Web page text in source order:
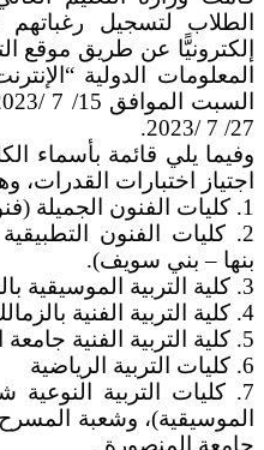
الطلاب لتسجيل رغباتهم
إلكترونيًّا عن طريق موقع
المعلومات الدولية
27/ 7 /2023.
وفيما يلي قائمة بأسماء
اجتياز اختبارات القدرات،
1. كليات الفنون الجميلة (فنون– عمارة) .
2. كليات الفنون
بنها – بني سويف).
3. كلية التربية الموسيقية بالزمالك جامعة حلوان.
4. كلية التربية الفنية بالزمالك جامعة حلوان.
5. كلية التربية الفنية جامعة المنيا.
6. كليات التربية الرياضية
7. كليات التربية النوعية
الموسيقية)، وشعبة المسرح
جامعة المنصورة .